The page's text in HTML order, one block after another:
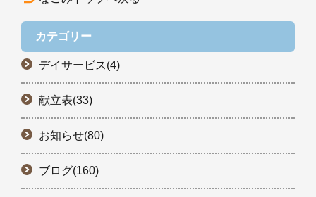
カテゴリー
デイサービス(4)
献立表(33)
お知らせ(80)
ブログ(160)